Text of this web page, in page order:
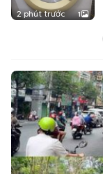
2 phút trước 1